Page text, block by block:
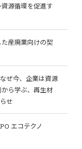
源循環を促進す
産廃業向けの契
ぜ今、企業は資源
ら学ぶ、再生材
せ
エコテクノ